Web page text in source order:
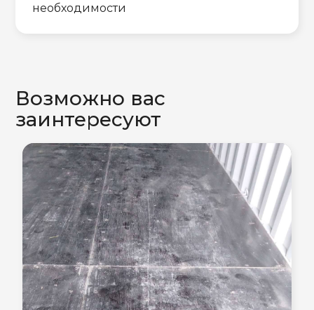
необходимости
Возможно вас
заинтересуют